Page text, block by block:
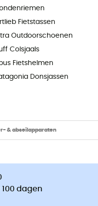
Fietstassen
Outdoorschoenen
Colsjaals
Fietshelmen
Donsjassen
& abseilapparaten
dagen